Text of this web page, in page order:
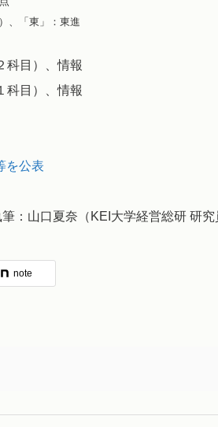
、「東」：東進
科目）、情報
科目）、情報
を公表
筆：山口夏奈（KEI大学経営総研 研究
note